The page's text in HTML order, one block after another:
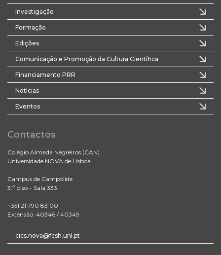
Investigação
Formação
Edições
Comunicação e Promoção da Cultura Científica
Financiamento PRR
Notícias
Eventos
Contactos
Colégio Almada Negreiros (CAN)
Universidade NOVA de Lisboa
Campus de Campolide
3.º piso – Sala 333
+351 21 790 83 00
Extensão: 40346 / 40349
cics.nova@fcsh.unl.pt